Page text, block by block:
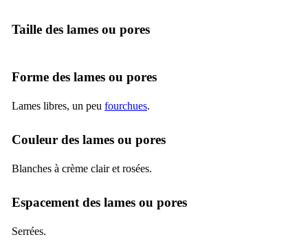
Taille des lames ou pores
Forme des lames ou pores
Lames libres, un peu fourchues.
Couleur des lames ou pores
Blanches à crème clair et rosées.
Espacement des lames ou pores
Serrées.